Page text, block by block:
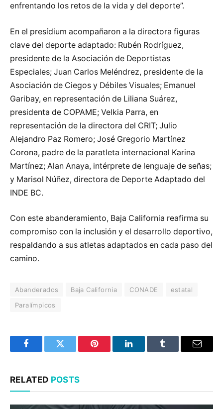
enfrentando los retos de la vida y del deporte”.
En el presídium acompañaron a la directora figuras
clave del deporte adaptado: Rubén Rodríguez,
presidente de la Asociación de Deportistas
Especiales; Juan Carlos Meléndrez, presidente de la
Asociación de Ciegos y Débiles Visuales; Emanuel
Garibay, en representación de Liliana Suárez,
presidenta de COPAME; Velkia Parra, en
representación de la directora del CRIT; Julio
Alejandro Paz Romero; José Gregorio Martínez
Corona, padre de la paratleta internacional Karina
Martínez; Alan Anaya, intérprete de lenguaje de señas;
y Marisol Núñez, directora de Deporte Adaptado del
INDE BC.
Con este abanderamiento, Baja California reafirma su
compromiso con la inclusión y el desarrollo deportivo,
respaldando a sus atletas adaptados en cada paso del
camino.
Abanderados Baja California CONADE
estatal
Paralímpicos
FacebookTwitter Pinterest LinkedInTumblr Email
RELATED POSTS